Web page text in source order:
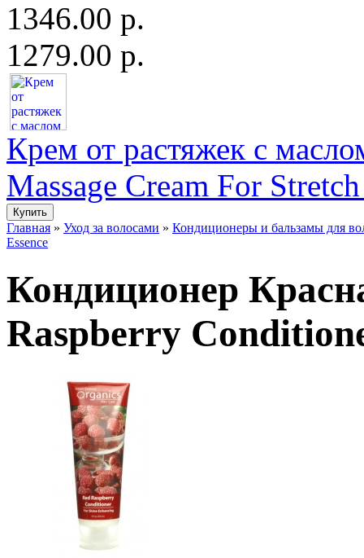
1346.00 р.
1279.00 р.
Крем от растяжек с
Massage Cream For
Главная » Уход за волосами » Кондиционеры и бальзамы для
Essence
Кондиционер
Raspberry